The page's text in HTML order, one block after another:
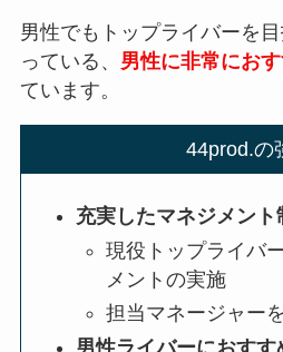
男性でもトップライバーを
っている、 男性に非常にお
ています。
44prod.の
充実したマネジメント
現役トップライバ
メントの実施
担当マネージャー
男性ライバーにおすす